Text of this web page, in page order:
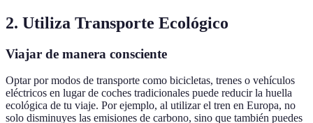
2. Utiliza Transporte Ecológico
Viajar de manera consciente
Optar por modos de transporte como bicicletas, trenes o vehículos
eléctricos en lugar de coches tradicionales puede reducir la huella
ecológica de tu viaje. Por ejemplo, al utilizar el tren en Europa, no
solo disminuyes las emisiones de carbono, sino que también puedes